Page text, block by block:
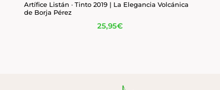
Artífice Listán · Tinto 2019 | La Elegancia Volcánica
de Borja Pérez
25,95€